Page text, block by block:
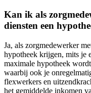
Kan ik als
diensten een
Ja, als zorgmedewerker
hypotheek krijgen, mits je
maximale hypotheek
waarbij ook je
flexwerkers en
het gemiddelde inkomen